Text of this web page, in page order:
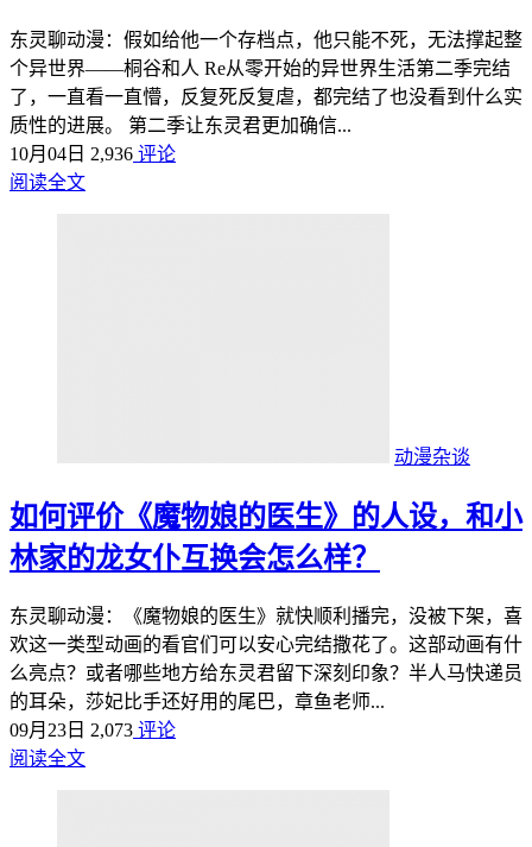
东灵聊动漫：假如给他一个存档点，他只能不死，无法撑起整
个异世界——桐谷和人 Re从零开始的异世界生活第二季完结
了，一直看一直懵，反复死反复虐，都完结了也没看到什么实
质性的进展。 第二季让东灵君更加确信...
10月04日 2,936 评论
阅读全文
动漫杂谈
如何评价《魔物娘的医生》的人设，和小
林家的龙女仆互换会怎么样？
东灵聊动漫：《魔物娘的医生》就快顺利播完，没被下架，喜
欢这一类型动画的看官们可以安心完结撒花了。这部动画有什
么亮点？或者哪些地方给东灵君留下深刻印象？半人马快递员
的耳朵，莎妃比手还好用的尾巴，章鱼老师...
09月23日 2,073 评论
阅读全文